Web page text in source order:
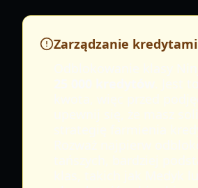
Zarządzanie kredytami